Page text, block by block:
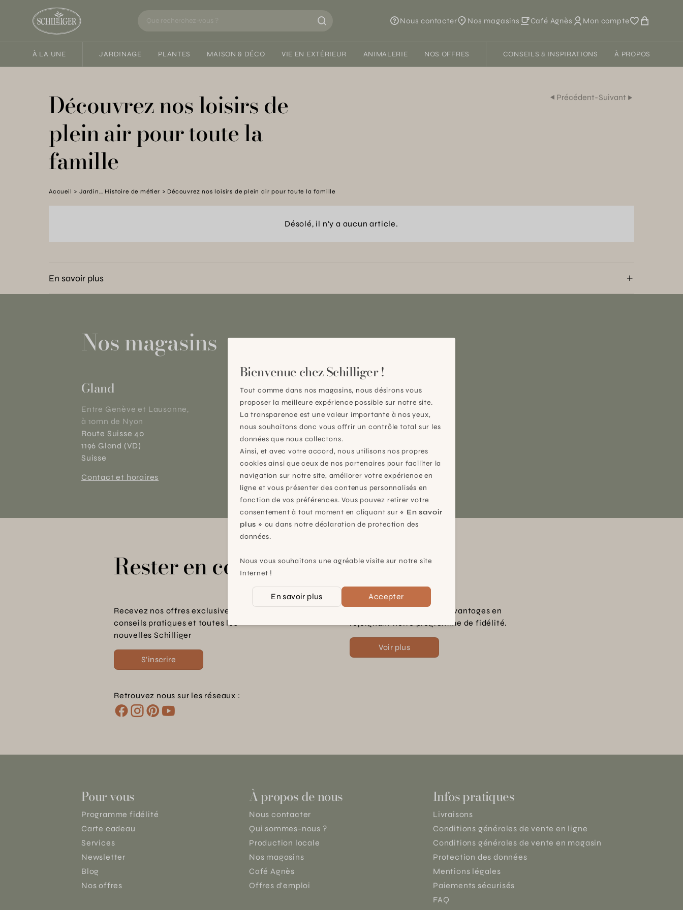
Nous contacter Nos magasins Café Agnès Mon compte
À LA UNE JARDINAGE PLANTES MAISON & DÉCO VIE EN EXTÉRIEUR ANIMALERIE NOS OFFRES CONSEILS & INSPIRATIONS À PROPOS
Découvrez nos loisirs de
plein air pour toute la
famille
Précédent-Suivant
Accueil Jardin… Histoire de métier Découvrez nos loisirs de plein air pour toute la famille
Désolé, il n'y a aucun article.
En savoir plus
Nos magasins
Gland
Entre Genève et Lausanne,
à 10mn de Nyon
Route Suisse 40
1196 Gland (VD)
Suisse
Contact et horaires
Plan-les-Ouates
À 15mn du centre de Genève
Chemin des Charrotons 25
1228 Plan-les-Ouates (GE)
Suisse
Contact et horaires
Rester en contact
Recevez nos offres exclusives, nos
conseils pratiques et toutes les
nouvelles Schilliger
S'inscrire
Bénéficiez de nombreux avantages en
rejoignant notre programme de fidélité.
Voir plus
Retrouvez nous sur les réseaux :
Pour vous
Programme fidélité
Carte cadeau
Services
Newsletter
Blog
Nos offres
À propos de nous
Nous contacter
Qui sommes-nous ?
Production locale
Nos magasins
Café Agnès
Offres d'emploi
Infos pratiques
Livraisons
Conditions générales de vente en ligne
Conditions générales de vente en magasin
Protection des données
Mentions légales
Paiements sécurisés
FAQ
Bienvenue chez Schilliger !
Tout comme dans nos magasins, nous désirons vous
proposer la meilleure expérience possible sur notre site.
La transparence est une valeur importante à nos yeux,
nous souhaitons donc vous offrir un contrôle total sur les
données que nous collectons.
Ainsi, et avec votre accord, nous utilisons nos propres
cookies ainsi que ceux de nos partenaires pour faciliter la
navigation sur notre site, améliorer votre expérience en
ligne et vous présenter des contenus personnalisés en
fonction de vos préférences. Vous pouvez retirer votre
consentement à tout moment en cliquant sur « En savoir
plus » ou dans notre déclaration de protection des
données.
Nous vous souhaitons une agréable visite sur notre site
Internet !
En savoir plus Accepter